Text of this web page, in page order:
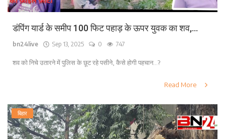
डंपिंग यार्ड के समीप 100 फिट पहाड़ के ऊपर युवक का शव,...
bn24live Sep 13, 2025 0 747
शव को निचे उतारने में पुलिस के छूट रहे पसीने, कैसे होगी पहचान...?
Read More
बिहार